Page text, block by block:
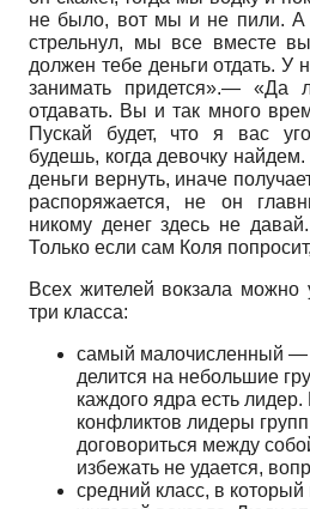
не было, вот мы и не пили. А
стрельнул, мы все вместе
должен тебе деньги отдать. У
занимать придется».— «Да
отдавать. Вы и так много
Пускай будет, что я вас
будешь, когда девочку
деньги вернуть, иначе
распоряжается, не он
никому денег здесь не
Только если сам Коля
Всех жителей вокзала можно
три класса:
самый малочисленный —
делится на небольшие
каждого ядра есть
конфликтов лидеры
договориться между
избежать не удается,
средний класс, в